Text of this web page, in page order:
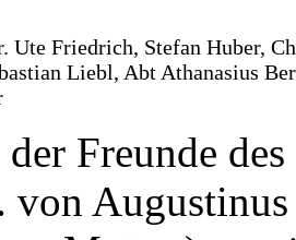
Ute Friedrich, Stefan Huber,
Liebl, Abt Athanasius
Freunde
von